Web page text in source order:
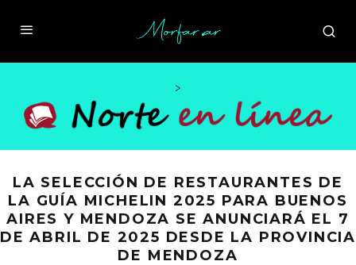
>
LA SELECCIÓN DE RESTAURANTES DE
LA GUÍA MICHELIN 2025 PARA BUENOS
AIRES Y MENDOZA SE ANUNCIARÁ EL 7
DE ABRIL DE 2025 DESDE LA PROVINCIA
DE MENDOZA